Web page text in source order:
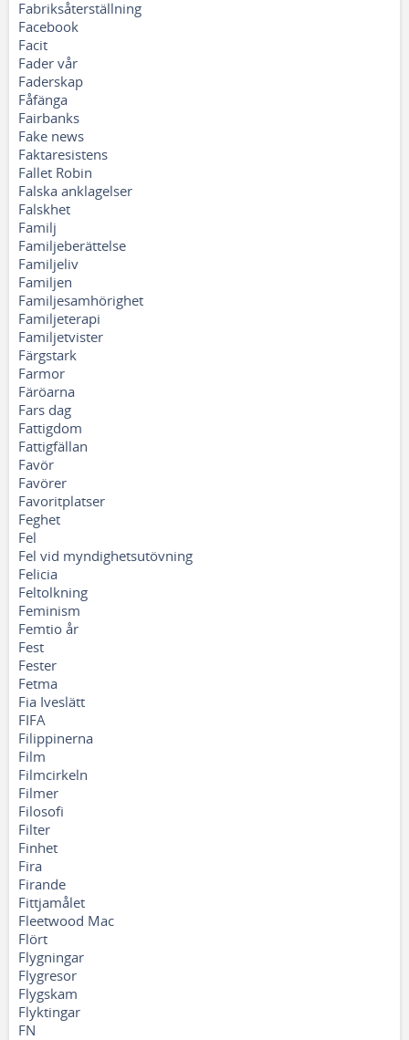
Fabriksåterställning
Facebook
Facit
Fader vår
Faderskap
Fåfänga
Fairbanks
Fake news
Faktaresistens
Fallet Robin
Falska anklagelser
Falskhet
Familj
Familjeberättelse
Familjeliv
Familjen
Familjesamhörighet
Familjeterapi
Familjetvister
Färgstark
Farmor
Färöarna
Fars dag
Fattigdom
Fattigfällan
Favör
Favörer
Favoritplatser
Feghet
Fel
Fel vid myndighetsutövning
Felicia
Feltolkning
Feminism
Femtio år
Fest
Fester
Fetma
Fia Iveslätt
FIFA
Filippinerna
Film
Filmcirkeln
Filmer
Filosofi
Filter
Finhet
Fira
Firande
Fittjamålet
Fleetwood Mac
Flört
Flygningar
Flygresor
Flygskam
Flyktingar
FN